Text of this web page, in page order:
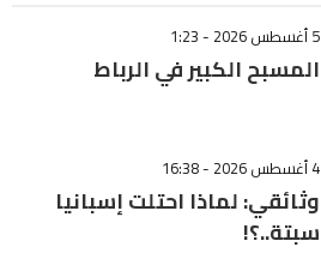
5 أغسطس 2026 - 1:23
المسبح الكبير في الرباط
4 أغسطس 2026 - 16:38
وثائقي: لماذا احتلت إسبانيا
سبتة..؟!